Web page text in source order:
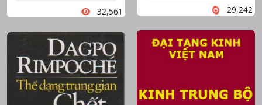
32,561 29,242